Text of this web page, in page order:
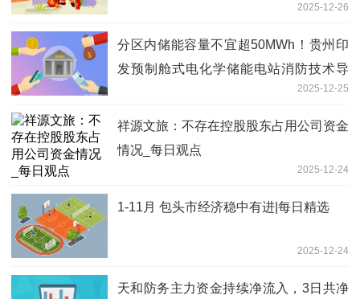
2025-12-26
分区内储能容量不宜超50MWh！贵州印
发预制舱式电化学储能电站消防技术导
2025-12-25
祥源文旅：不存在控股股东占用公司资金
情况_每日观点
2025-12-24
1-11月 包头市经济稳中有进|每日精选
2025-12-24
天和防务主力资金持续净流入，3日共净